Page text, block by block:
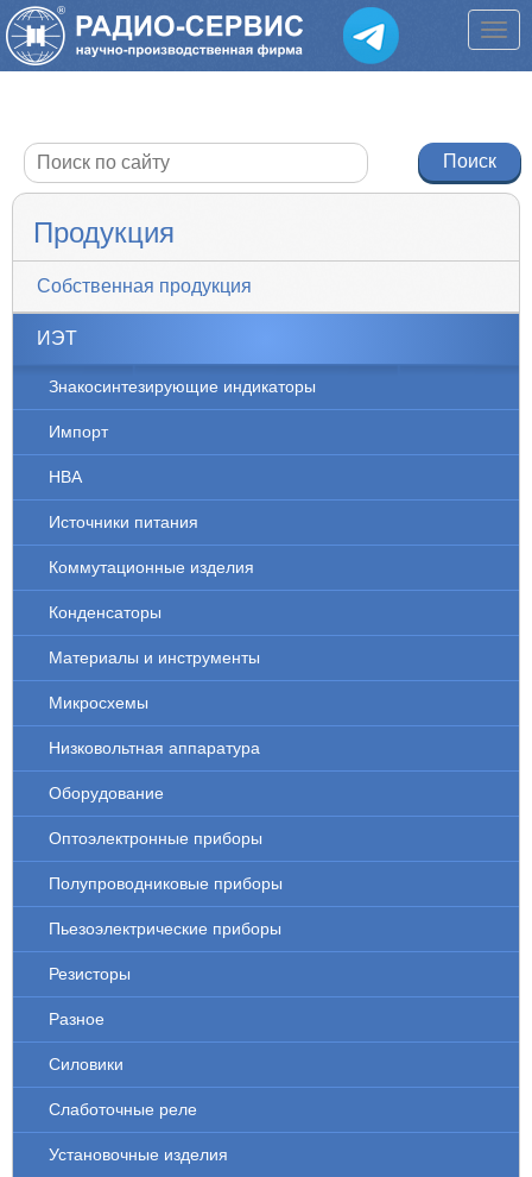
Продукция
Собственная продукция
ИЭТ
Знакосинтезирующие индикаторы
Импорт
НВА
Источники питания
Коммутационные изделия
Конденсаторы
Материалы и инструменты
Микросхемы
Низковольтная аппаратура
Оборудование
Оптоэлектронные приборы
Полупроводниковые приборы
Пьезоэлектрические приборы
Резисторы
Разное
Силовики
Слаботочные реле
Установочные изделия